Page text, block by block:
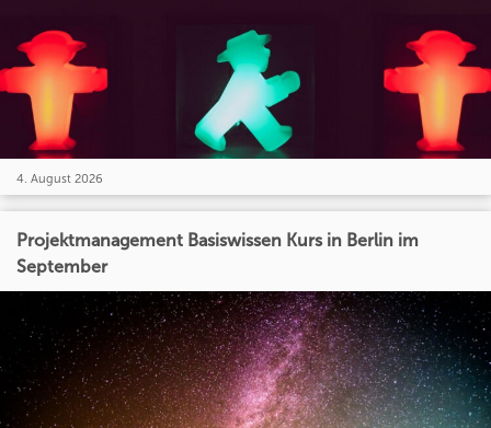
4. August 2026
Projektmanagement Basiswissen Kurs in Berlin im
September